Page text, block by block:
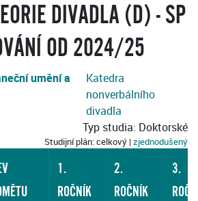
DIVADLA (D) - SP
OD 2024/25
umění a
Katedra
nonverbálního
divadla
Typ studia: Doktorské
Studijní plán: celkový |zjednodušený
1.
ROČNÍK
2.
ROČNÍK
3.